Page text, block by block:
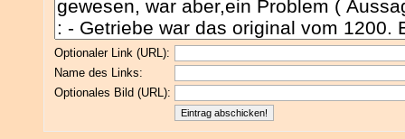
Optionaler Link (URL):
Name des Links:
Optionales Bild (URL):